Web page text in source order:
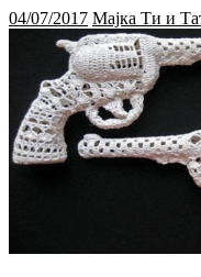
04/07/2017 Мајка Ти и